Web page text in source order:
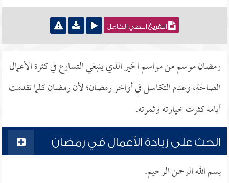
التفريغ النصي الكامل
رمضان موسم من مواسم الخير الذي ينبغي التسارع في كثرة الأعمال
الصالحة، وعدم التكاسل في أواخر رمضان؛ لأن رمضان كلما تقدمت
أيامه كثرت خيارته وثمرته.
الحث على زيادة الأعمال في رمضان
بسم الله الرحمن الرحيم.